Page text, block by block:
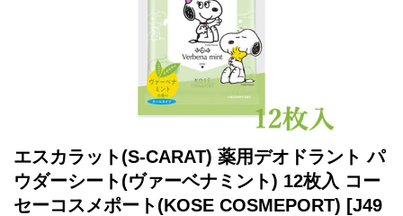
エスカラット(S-CARAT) 薬用デオドラント パ
ウダーシート(ヴァーベナミント) 12枚入 コー
セーコスメポート(KOSE COSMEPORT) [J49